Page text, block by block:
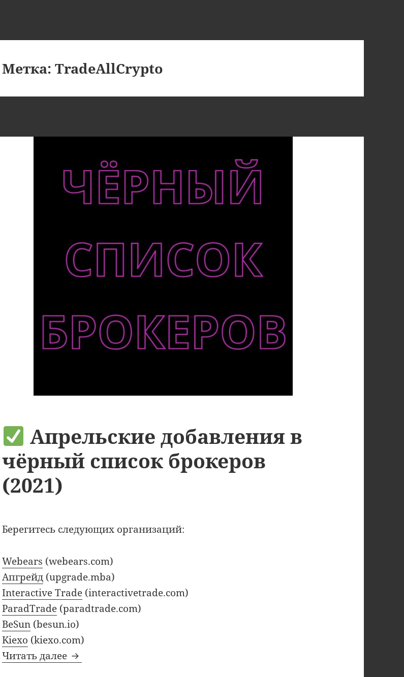
Метка:TradeAllCrypto
Апрельские добавления в
чёрный список брокеров
(2021)
Берегитесь следующих организаций:
Webears (webears.com)
Апгрейд (upgrade.mba)
Interactive Trade (interactivetrade.com)
ParadTrade (paradtrade.com)
BeSun (besun.io)
Kiexo (kiexo.com)
Читать далее Апрельские добавления в чёрный список брокеров (2021)